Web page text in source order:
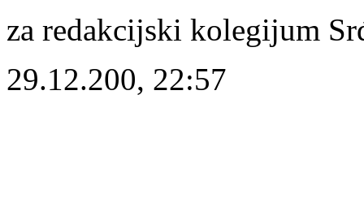
za redakcijski kolegijum
29.12.200, 22:57